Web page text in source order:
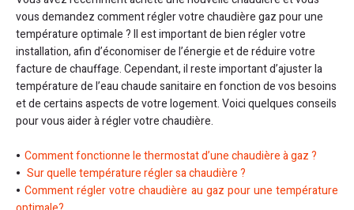
vous demandez comment régler votre chaudière gaz pour une
température optimale ? Il est important de bien régler votre
installation, afin d’économiser de l’énergie et de réduire votre
facture de chauffage. Cependant, il reste important d’ajuster la
température de l’eau chaude sanitaire en fonction de vos besoins
et de certains aspects de votre logement. Voici quelques conseils
pour vous aider à régler votre chaudière.
Comment fonctionne le thermostat d’une chaudière à gaz ?
Sur quelle température régler sa chaudière ?
Comment régler votre chaudière au gaz pour une température